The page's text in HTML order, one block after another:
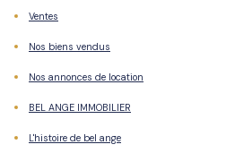
Nos
biens
en
vente
Nos
Ventes
Nos biens vendus
Nos annonces de location
BEL ANGE IMMOBILIER
L'histoire de bel ange